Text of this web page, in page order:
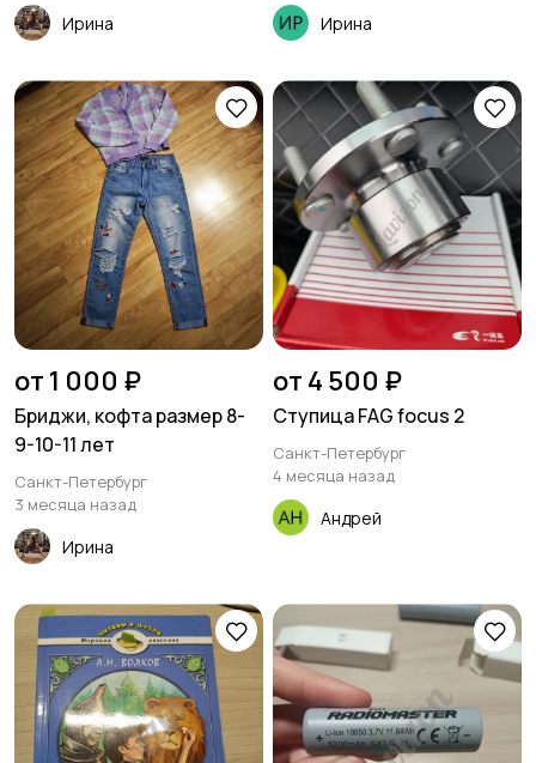
Ирина Ирина
от 1 000 ₽
Бриджи, кофта размер 8-
9-10-11 лет
Санкт-Петербург
3 месяца назад
Ирина
от 4 500 ₽
Ступица FAG focus 2
Санкт-Петербург
4 месяца назад
Андрей